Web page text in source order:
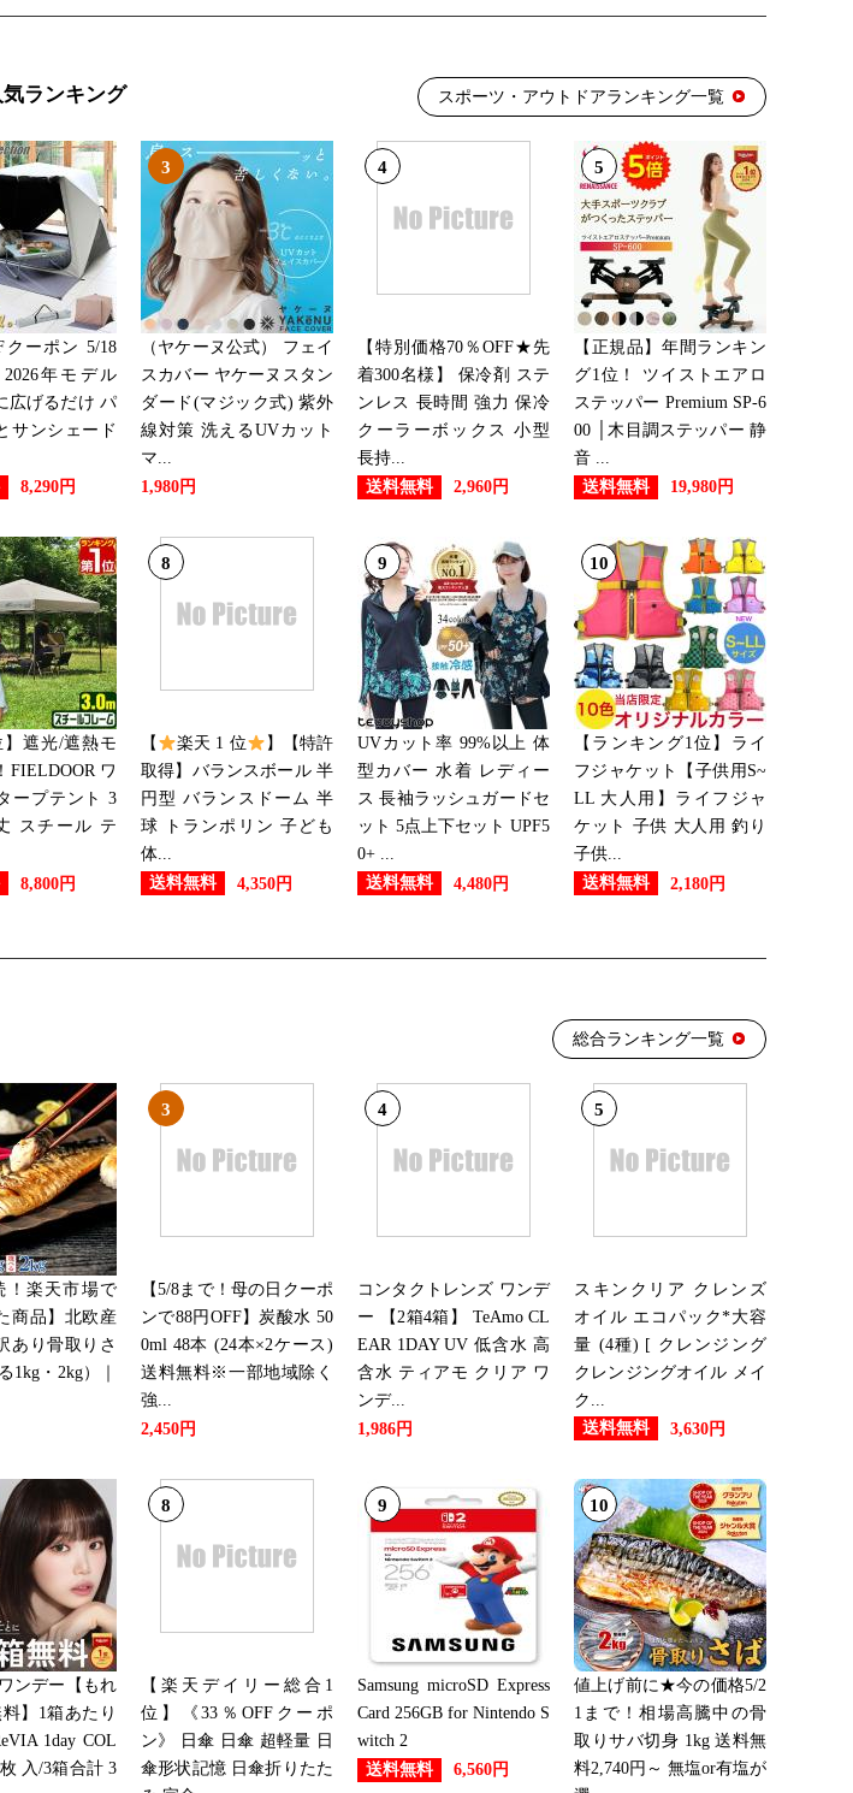
2023/04/10
スポーツ・アウトドアランキング：17位
2022/11/26
スポーツ・アウトドアランキング：28位
2022/10/13
スポーツ・アウトドアランキング：26位
スポーツ・アウトドアランキング：28位
2022/09/23
スポーツ・アウトドアランキング：23位
2022/09/11
スポーツ・アウトドアランキング：17位
2022/09/10
スポーツ・アウトドアランキング：26位
2022/08/29
スポーツ・アウトドアランキング：28位
2022/08/28
スポーツ・アウトドアランキング：16位
2022/08/25
スポーツ・アウトドアランキング：12位
スポーツ・アウトドアランキング：12位
2022/08/20
スポーツ・アウトドアランキング：19位
2022/08/18
スポーツ・アウトドアランキング：10位
ランキング スポーツ・アウトドアランキング一覧
クーポン 5/18
2026年モデル
広げるだけ パ
サンシェード
8,290円
3
（ヤケーヌ公式） フェイ
スカバー ヤケーヌスタン
ダード(マジック式) 紫外
線対策 洗えるUVカット
マ...
1,980円
4
【特別価格70％OFF★先
着300名様】 保冷剤 ステ
ンレス 長時間 強力 保冷
クーラーボックス 小型
長持...
送料無料
2,960円
5
【正規品】年間ランキン
グ1位！ ツイストエアロ
ステッパー Premium SP-6
00 │木目調ステッパー 静
音 ...
送料無料
19,980円
】遮光/遮熱モ
FIELDOOR ワ
ープテント 3
スチール テ
8,800円
8
【 楽天 1 位
】【特許
取得】バランスボール 半
円型 バランスドーム 半
球 トランポリン 子ども
体...
送料無料
4,350円
9
UVカット率 99%以上 体
型カバー 水着 レディー
ス 長袖ラッシュガードセ
ット 5点上下セット UPF5
0+ ...
送料無料
4,480円
10
【ランキング1位】ライ
フジャケット【子供用S~
LL 大人用】ライフジャ
ケット 子供 大人用 釣り
子供...
送料無料
2,180円
総合ランキング一覧
！楽天市場で
商品】北欧産
あり骨取りさ
1kg・2kg）｜
3
【5/8まで！母の日クーポ
ンで88円OFF】炭酸水 50
0ml 48本 (24本×2ケース)
送料無料※一部地域除く
強...
2,450円
4
コンタクトレンズ ワンデ
ー 【2箱4箱】 TeAmo CL
EAR 1DAY UV 低含水 高
含水 ティアモ クリア ワ
ンデ...
1,986円
5
スキンクリア クレンズ
オイル エコパック*大容
量 (4種) [ クレンジング
クレンジングオイル メイ
ク...
送料無料
3,630円
ンデー【もれ
】1箱あたり
1day COL
入/3箱合計 3
8
【楽天デイリー総合1
位】《33％OFFクーポ
ン》 日傘 日傘 超軽量 日
傘形状記憶 日傘折りたた
9
Samsung microSD Express
Card 256GB for Nintendo S
witch 2
送料無料
6,560円
10
値上げ前に★今の価格5/2
1まで！相場高騰中の骨
取りサバ切身 1kg 送料無
料2,740円～ 無塩or有塩が